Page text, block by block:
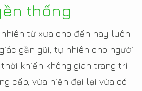
thống
từ xưa cho đến nay luôn
gần gũi, tự nhiên cho người
khiến không gian trang trí
cấp, vừa hiện đại lại vừa có